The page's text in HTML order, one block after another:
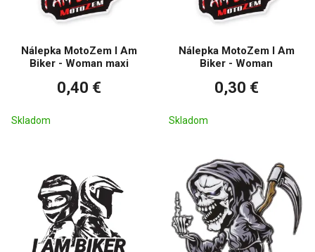
Nálepka MotoZem I Am
Biker - Woman maxi
0,40 €
Skladom
Nálepka MotoZem I Am
Biker - Woman
0,30 €
Skladom